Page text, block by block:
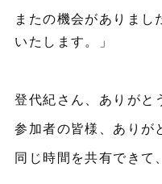
またの機会がありまし
いたします。」
登代紀さん、ありがと
参加者の皆様、ありが
同じ時間を共有できて